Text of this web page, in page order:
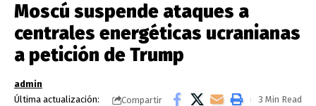
Moscú suspende ataques a
centrales energéticas ucranianas
a petición de Trump
Última actualización:
admin
Compartir
3 Min Read